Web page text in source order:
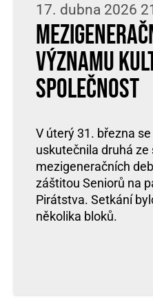
17. dubna 2026
významu
společnost
V úterý 31. března
uskutečnila druhá ze
mezigeneračních
záštitou Seniorů na
Pirátstva. Setkání
několika bloků.